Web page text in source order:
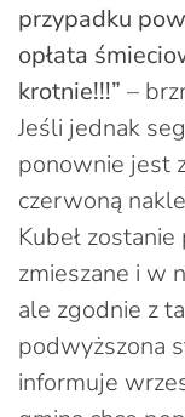
przypadku
opłata
krotnie!!!” –
Jeśli jednak
ponownie jest
czerwoną
Kubeł
zmieszane i w
ale zgodnie z
podwyższona
informuje